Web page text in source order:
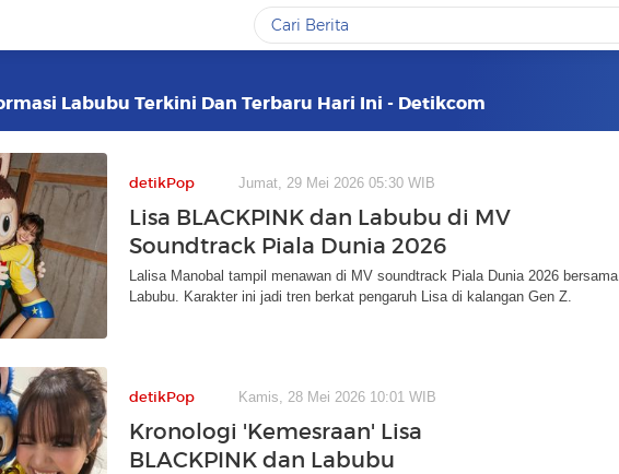
Labubu Terkini Dan Terbaru Hari Ini - Detikcom
detikPop Jumat, 29 Mei 2026 05:30 WIB
Lisa BLACKPINK dan Labubu di MV
Soundtrack Piala Dunia 2026
Lalisa Manobal tampil menawan di MV soundtrack Piala Dunia 2026 bersama
Labubu. Karakter ini jadi tren berkat pengaruh Lisa di kalangan Gen Z.
detikPop Kamis, 28 Mei 2026 10:01 WIB
Kronologi 'Kemesraan' Lisa
BLACKPINK dan Labubu